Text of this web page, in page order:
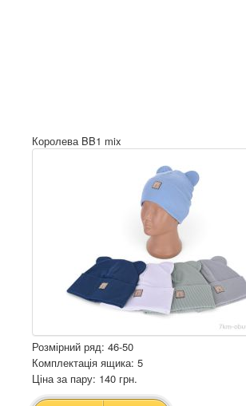
Королева BB1 mix
Розмірний ряд: 46-50
Комплектація ящика: 5
Ціна за пару: 140 грн.